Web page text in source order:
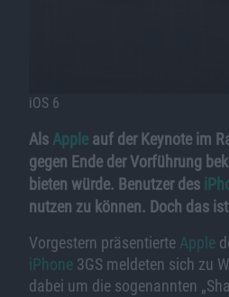
iOS 6
Als Apple auf der Keynote im
gegen Ende der Vorführung
bieten würde. Benutzer des
nutzen zu können. Doch das
Vorgestern präsentierte Apple
iPhone 3GS meldeten sich zu
dabei um die sogenannten